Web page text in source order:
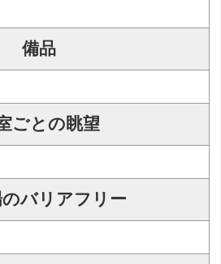
備品
ごとの眺望
バリアフリー